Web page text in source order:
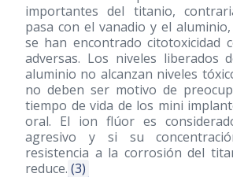
importantes del titanio,
pasa con el vanadio y el
se han encontrado citotoxicidad
adversas. Los niveles liberados
aluminio no alcanzan niveles
no deben ser motivo de
tiempo de vida de los mini
oral. El ion flúor es
agresivo y si su
resistencia a la corrosión del
reduce. (3)